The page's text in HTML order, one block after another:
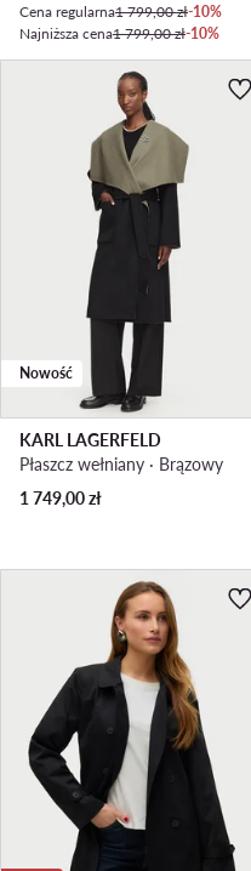
Cena regularna1 799,00 zł-10%
Najniższa cena1 799,00 zł-10%
Nowość
KARL LAGERFELD
Płaszcz wełniany · Brązowy
1 749,00zł